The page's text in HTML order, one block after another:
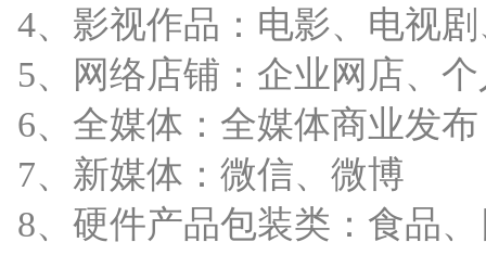
4、影视作品：电影、电视
5、网络店铺：企业网店、
6、全媒体：全媒体商业发布
7、新媒体：微信、微博
8、硬件产品包装类：食品